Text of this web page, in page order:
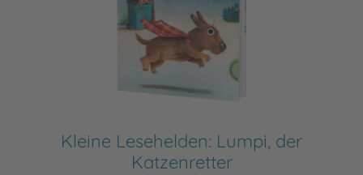
Kleine Lesehelden: Lumpi, der
Katzenretter